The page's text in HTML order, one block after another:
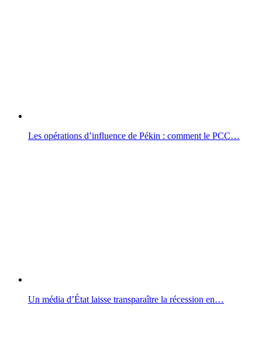
Les opérations d’influence de Pékin : comment le PCC…
Un média d’État laisse transparaître la récession en…